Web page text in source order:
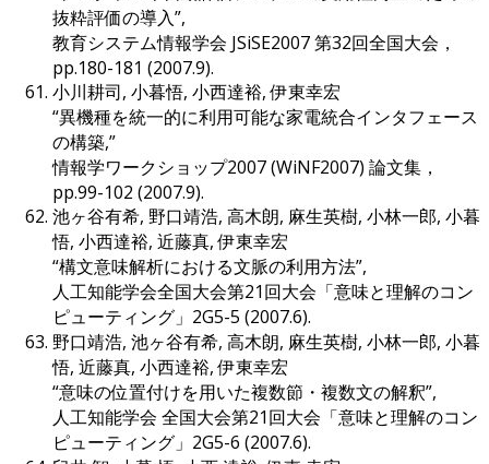
抜粋評価の導入”,
教育システム情報学会 JSiSE2007 第32回全国大会，
pp.180-181 (2007.9).
小川耕司, 小暮悟, 小西達裕, 伊東幸宏
“異機種を統一的に利用可能な家電統合インタフェース
の構築,”
情報学ワークショップ2007 (WiNF2007) 論文集，
pp.99-102 (2007.9).
池ヶ谷有希, 野口靖浩, 高木朗, 麻生英樹, 小林一郎, 小暮
悟, 小西達裕, 近藤真, 伊東幸宏
“構文意味解析における文脈の利用方法”,
人工知能学会全国大会第21回大会「意味と理解のコン
ピューティング」2G5-5 (2007.6).
野口靖浩, 池ヶ谷有希, 高木朗, 麻生英樹, 小林一郎, 小暮
悟, 近藤真, 小西達裕, 伊東幸宏
“意味の位置付けを用いた複数節・複数文の解釈”,
人工知能学会 全国大会第21回大会「意味と理解のコン
ピューティング」2G5-6 (2007.6).